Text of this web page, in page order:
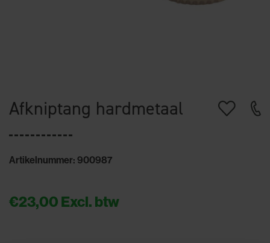
Afkniptang hardmetaal
Artikelnummer: 900987
€23,00 Excl. btw